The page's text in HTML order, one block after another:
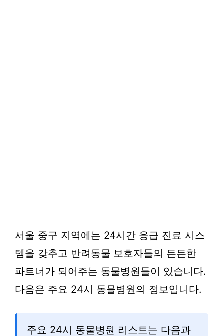
서울 중구 지역에는 24시간 응급 진료 시스
템을 갖추고 반려동물 보호자들의 든든한
파트너가 되어주는 동물병원들이 있습니다.
다음은 주요 24시 동물병원의 정보입니다.
주요 24시 동물병원 리스트는 다음과